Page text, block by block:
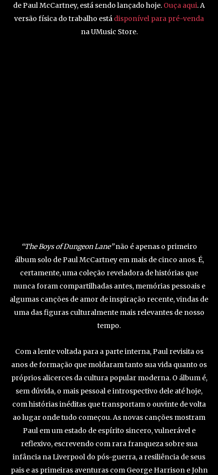
de Paul McCartney, está sendo lançado hoje. Ouça aqui. A
versão física do trabalho está disponível para pré-venda
na UMusic Store.
“The Boys of Dungeon Lane”não é apenas o primeiro
álbum solo de Paul McCartney em mais de cinco anos. É,
certamente, uma coleção reveladora de histórias que
nunca foram compartilhadas antes, memórias pessoais e
algumas canções de amor de inspiração recente, vindas de
uma das figuras culturalmente mais relevantes de nosso
tempo.
Com a lente voltada para a parte interna, Paul revisita os
anos de formação que moldaram tanto sua vida quanto os
próprios alicerces da cultura popular moderna. O álbum é,
sem dúvida, o mais pessoal e introspectivo dele até hoje,
com histórias inéditas que transportam o ouvinte de volta
ao lugar onde tudo começou. As novas canções mostram
Paul em um estado de espírito sincero, vulnerável e
reflexivo, escrevendo com rara franqueza sobre sua
infância na Liverpool do pós-guerra, a resiliência de seus
pais e as primeiras aventuras com George Harrison e John